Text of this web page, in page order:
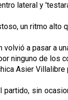
lateral y
un ritmo
a pasar a
ninguno de los
Asier
sin